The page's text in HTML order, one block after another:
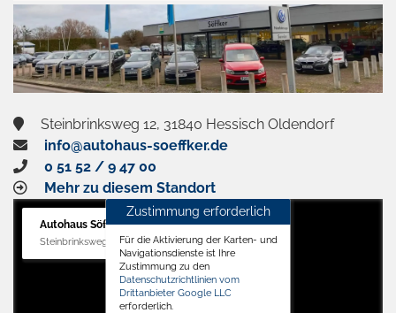
Steinbrinksweg 12, 31840 Hessisch Oldendorf
info@autohaus-soeffker.de
0 51 52 / 9 47 00
Mehr zu diesem Standort
Autohaus Söffker GmbH
Steinbrinksweg 12, 31840 Hessisch Oldendorf
Zustimmung erforderlich
Für die Aktivierung der Karten- und
Navigationsdienste ist Ihre
Zustimmung zu den
Datenschutzrichtlinien vom
Drittanbieter Google LLC
erforderlich.